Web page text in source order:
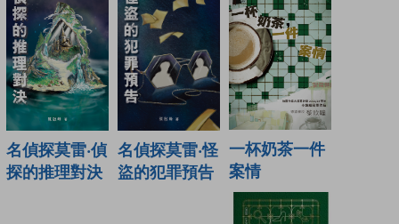
名偵探莫雷‧偵
探的推理對決
名偵探莫雷‧怪
盜的犯罪預告
一杯奶茶一件
案情